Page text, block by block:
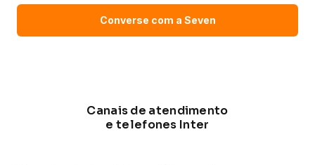
Converse com a Seven
Canais de atendimento
e telefones Inter